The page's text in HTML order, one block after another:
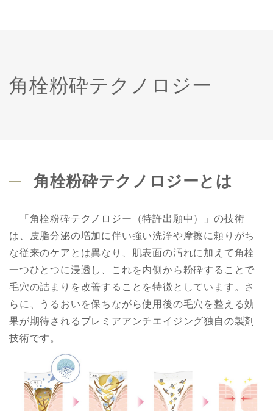
角栓粉砕テクノロジー
角栓粉砕テクノロジーとは
「角栓粉砕テクノロジー（特許出願中）」の技術
は、皮脂分泌の増加に伴い強い洗浄や摩擦に頼りがち
な従来のケアとは異なり、肌表面の汚れに加えて角栓
一つひとつに浸透し、これを内側から粉砕することで
毛穴の詰まりを改善することを特徴としています。さ
らに、うるおいを保ちながら使用後の毛穴を整える効
果が期待されるプレミアアンチエイジング独自の製剤
技術です。